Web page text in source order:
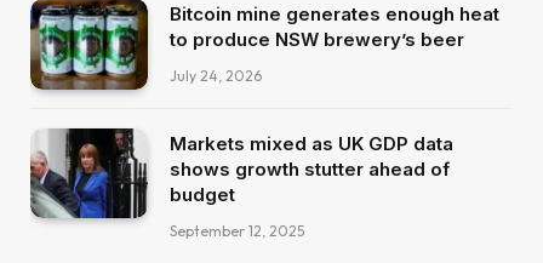
Bitcoin mine generates enough heat
to produce NSW brewery’s beer
July 24, 2026
Markets mixed as UK GDP data
shows growth stutter ahead of
budget
September 12, 2025